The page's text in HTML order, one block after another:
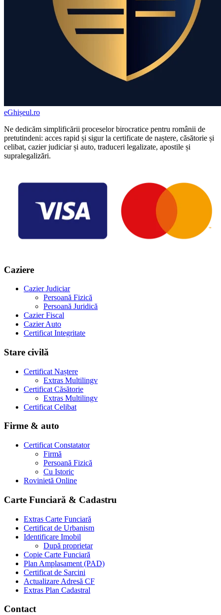
eGhișeul.ro
Ne dedicăm simplificării proceselor birocratice pentru românii de
pretutindeni: acces rapid și sigur la certificate de naștere, căsătorie și
celibat, cazier judiciar și auto, traduceri legalizate, apostile și
supralegalizări.
Caziere
Cazier Judiciar
Persoană Fizică
Persoană Juridică
Cazier Fiscal
Cazier Auto
Certificat Integritate
Stare civilă
Certificat Naștere
Extras Multilingv
Certificat Căsătorie
Extras Multilingv
Certificat Celibat
Firme & auto
Certificat Constatator
Firmă
Persoană Fizică
Cu Istoric
Rovinietă Online
Carte Funciară & Cadastru
Extras Carte Funciară
Certificat de Urbanism
Identificare Imobil
După proprietar
Copie Carte Funciară
Plan Amplasament (PAD)
Certificat de Sarcini
Actualizare Adresă CF
Extras Plan Cadastral
Contact